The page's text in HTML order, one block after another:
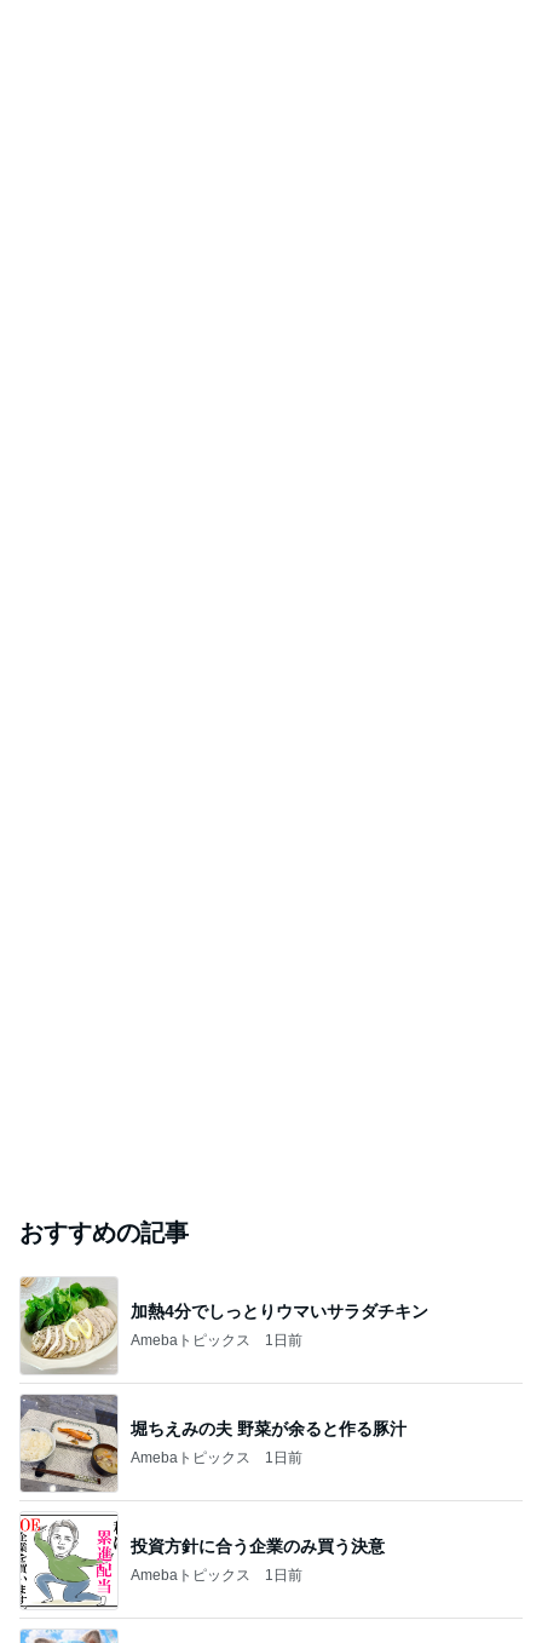
おすすめの記事
加熱4分でしっとりウマいサラダチキン
Amebaトピックス 1日前
堀ちえみの夫 野菜が余ると作る豚汁
Amebaトピックス 1日前
投資方針に合う企業のみ買う決意
Amebaトピックス 1日前